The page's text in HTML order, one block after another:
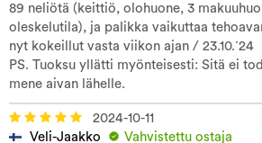
89 neliötä (keittiö, olohuone, 3
oleskelutila), ja palikka vaikuttaa
nyt kokeillut vasta viikon ajan / 23.10.´24
PS. Tuoksu yllätti myönteisesti: Sitä ei
mene aivan lähelle.
2024-10-11
Veli-Jaakko
Vahvistettu ostaja